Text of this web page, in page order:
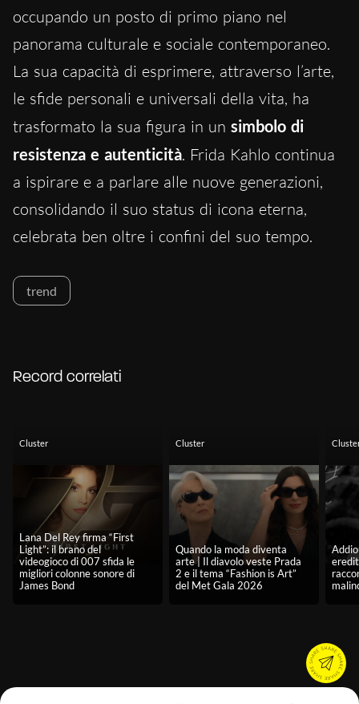
occupando un posto di primo piano nel
panorama culturale e sociale contemporaneo.
La sua capacità di esprimere, attraverso l’arte,
le sfide personali e universali della vita, ha
trasformato la sua figura in un simbolo di
resistenza e autenticità. Frida Kahlo continua
a ispirare e a parlare alle nuove generazioni,
consolidando il suo status di icona eterna,
celebrata ben oltre i confini del suo tempo.
trend
Record correlati
Cluster
Lana Del Rey firma “First
Light”: il brano del
videogioco di 007 sfida le
migliori colonne sonore di
James Bond
Cluster
Quando la moda diventa
arte | Il diavolo veste Prada
2 e il tema “Fashion is Art”
del Met Gala 2026